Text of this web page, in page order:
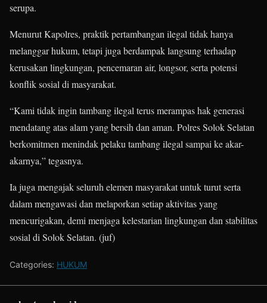
serupa.
Menurut Kapolres, praktik pertambangan ilegal tidak hanya
melanggar hukum, tetapi juga berdampak langsung terhadap
kerusakan lingkungan, pencemaran air, longsor, serta potensi
konflik sosial di masyarakat.
“Kami tidak ingin tambang ilegal terus merampas hak generasi
mendatang atas alam yang bersih dan aman. Polres Solok Selatan
berkomitmen menindak pelaku tambang ilegal sampai ke akar-
akarnya,” tegasnya.
Ia juga mengajak seluruh elemen masyarakat untuk turut serta
dalam mengawasi dan melaporkan setiap aktivitas yang
mencurigakan, demi menjaga kelestarian lingkungan dan stabilitas
sosial di Solok Selatan. (juf)
Categories: HUKUM